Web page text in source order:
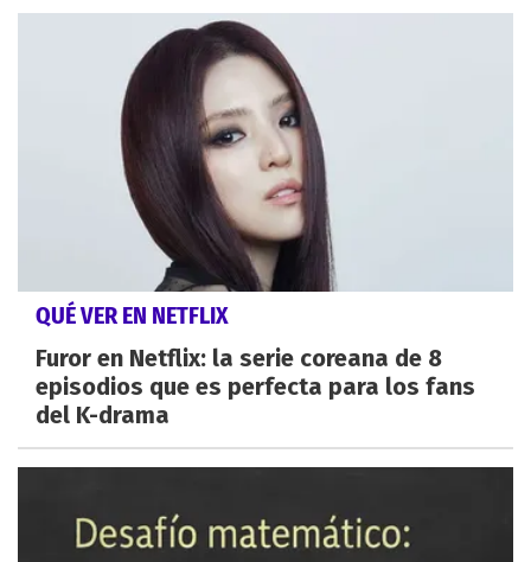
QUÉ VER EN NETFLIX
Furor en Netflix: la serie coreana de 8
episodios que es perfecta para los fans
del K-drama